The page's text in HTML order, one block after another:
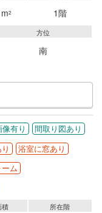
2 1階
方位
南
有り
間取り図あり
浴室に窓あり
ーム
積 所在階